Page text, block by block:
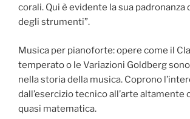
corali. Qui è evidente la sua padronanza
degli strumenti”.
Musica per pianoforte: opere come il
temperato o le Variazioni Goldberg
nella storia della musica. Coprono
dall’esercizio tecnico all’arte altamente
quasi matematica.